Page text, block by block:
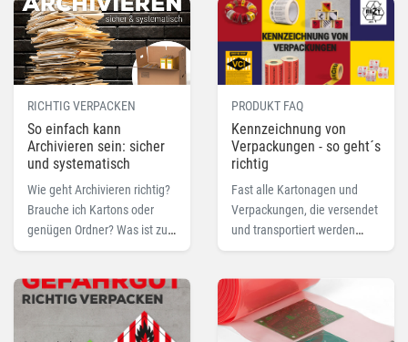
mehr zu dem Fachbegriff
Klebkraft.
RICHTIG VERPACKEN
So einfach kann
Archivieren sein: sicher
und systematisch
Wie geht Archivieren richtig?
Brauche ich Kartons oder
genügen Ordner? Was ist zu
beachten, welche Fristen
verhindern, dass Akten
sinnlos im Archiv verstauben?
Wir beantworten diese
PRODUKT FAQ
Kennzeichnung von
Verpackungen - so geht´s
richtig
Fast alle Kartonagen und
Verpackungen, die versendet
und transportiert werden
haben wichtige
Außenseite sichtbar
angegeben.